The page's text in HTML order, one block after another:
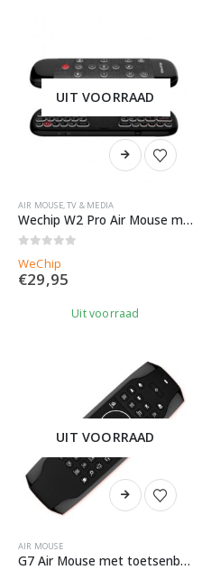
UIT VOORRAAD
AIR MOUSE,TV & MEDIA
Wechip W2 Pro Air Mouse met toetsenbord
WeChip
€29,95
Uit voorraad
UIT VOORRAAD
AIR MOUSE
G7 Air Mouse met toetsenbord verlichting